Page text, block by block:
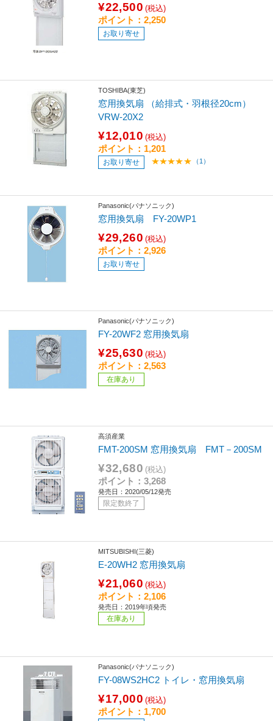
¥22,500 (税込)
ポイント：2,250
お取り寄せ
TOSHIBA(東芝)
窓用換気扇 （給排式・羽根径20cm）
VRW-20X2
¥12,010 (税込)
ポイント：1,201
お取り寄せ （1）
Panasonic(パナソニック)
窓用換気扇 FY-20WP1
¥29,260 (税込)
ポイント：2,926
お取り寄せ
Panasonic(パナソニック)
FY-20WF2 窓用換気扇
¥25,630 (税込)
ポイント：2,563
在庫あり
高須産業
FMT-200SM 窓用換気扇 FMT－200SM
¥32,680 (税込)
ポイント：3,268
発売日：2020/05/12発売
限定数終了
MITSUBISHI(三菱)
E-20WH2 窓用換気扇
¥21,060 (税込)
ポイント：2,106
発売日：2019年頃発売
在庫あり
Panasonic(パナソニック)
FY-08WS2HC2 トイレ・窓用換気扇
¥17,000 (税込)
ポイント：1,700